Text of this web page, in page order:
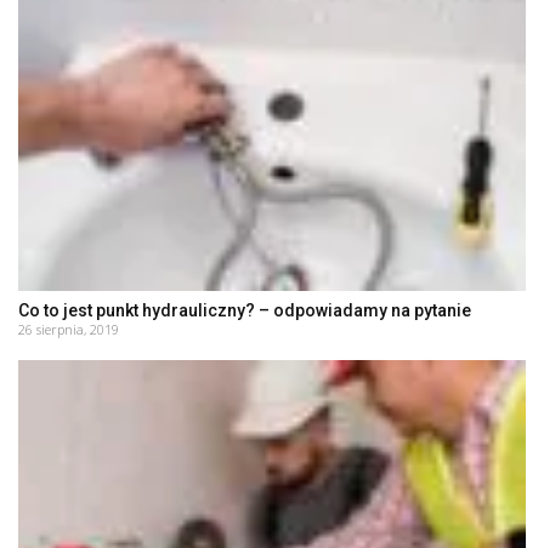
Co to jest punkt hydrauliczny? – odpowiadamy na pytanie
26 sierpnia, 2019